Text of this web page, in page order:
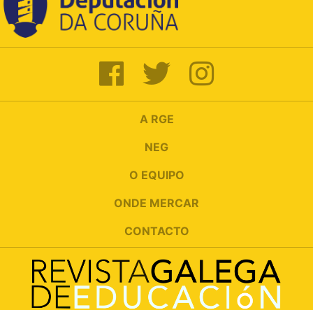
A RGE
NEG
O EQUIPO
ONDE MERCAR
CONTACTO